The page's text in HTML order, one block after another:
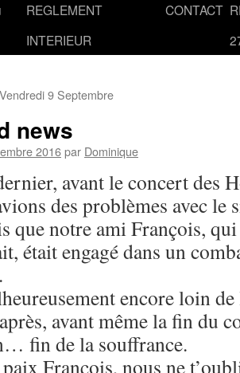
REGLEMENT
INTERIEUR
CONTACT
9 Septembre
news
2016par Dominique
avant le concert des
des problèmes avec le
que notre ami François,
était engagé dans un
encore loin
avant même la fin du
fin de la souffrance.
François, nous ne